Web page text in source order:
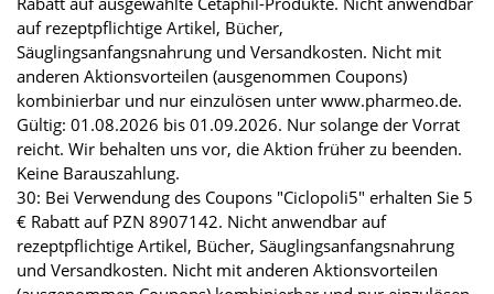
auf rezeptpflichtige Artikel, Bücher,
Säuglingsanfangsnahrung und Versandkosten. Nicht mit
anderen Aktionsvorteilen (ausgenommen Coupons)
kombinierbar und nur einzulösen unter www.pharmeo.de.
Gültig: 01.08.2026 bis 01.09.2026. Nur solange der Vorrat
reicht. Wir behalten uns vor, die Aktion früher zu beenden.
Keine Barauszahlung.
30: Bei Verwendung des Coupons "Ciclopoli5" erhalten Sie 5
€ Rabatt auf PZN 8907142. Nicht anwendbar auf
rezeptpflichtige Artikel, Bücher, Säuglingsanfangsnahrung
und Versandkosten. Nicht mit anderen Aktionsvorteilen